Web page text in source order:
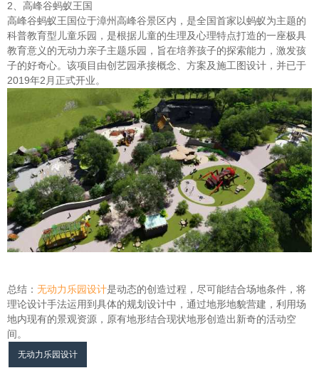
2、高峰谷蚂蚁王国
高峰谷蚂蚁王国位于漳州高峰谷景区内，是全国首家以蚂蚁为主题的
科普教育型儿童乐园，是根据儿童的生理及心理特点打造的一座极具
教育意义的无动力亲子主题乐园，旨在培养孩子的探索能力，激发孩
子的好奇心。该项目由创艺园承接概念、方案及施工图设计，并已于
2019年2月正式开业。
总结： 无动力乐园设计是动态的创造过程，尽可能结合场地条件，将
理论设计手法运用到具体的规划设计中，通过地形地貌营建，利用场
地内现有的景观资源，原有地形结合现状地形创造出新奇的活动空
间。
无动力乐园设计